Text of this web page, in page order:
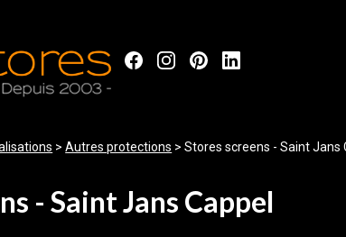
>Autres protections >Stores screens - Saint Jans
- Saint Jans Cappel